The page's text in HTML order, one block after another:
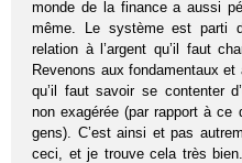
monde de la finance a aussi
même. Le système est parti
relation à l’argent qu’il faut
Revenons aux fondamentaux
qu’il faut savoir se contenter
non exagérée (par rapport à ce
gens). C’est ainsi et pas
ceci, et je trouve cela très